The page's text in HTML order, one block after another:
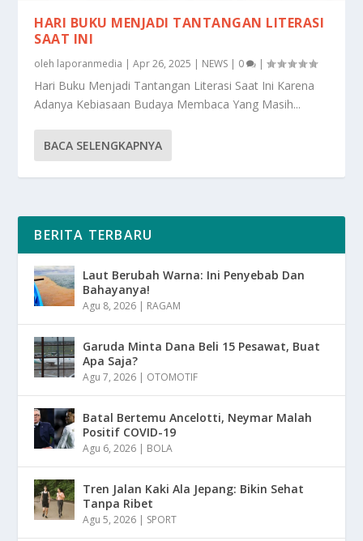
HARI BUKU MENJADI TANTANGAN LITERASI
SAAT INI
oleh laporanmedia |Apr 26, 2025 | NEWS | 0 |
Hari Buku Menjadi Tantangan Literasi Saat Ini Karena
Adanya Kebiasaan Budaya Membaca Yang Masih...
BACA SELENGKAPNYA
BERITA TERBARU
Laut Berubah Warna: Ini Penyebab Dan
Bahayanya!
Agu 8, 2026 | RAGAM
Garuda Minta Dana Beli 15 Pesawat, Buat
Apa Saja?
Agu 7, 2026 | OTOMOTIF
Batal Bertemu Ancelotti, Neymar Malah
Positif COVID-19
Agu 6, 2026 | BOLA
Tren Jalan Kaki Ala Jepang: Bikin Sehat
Tanpa Ribet
Agu 5, 2026 | SPORT